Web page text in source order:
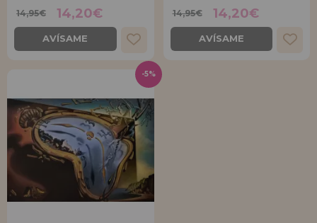
14,95€
14,20€
AVÍSAME
14,95€
14,20€
AVÍSAME
-5%